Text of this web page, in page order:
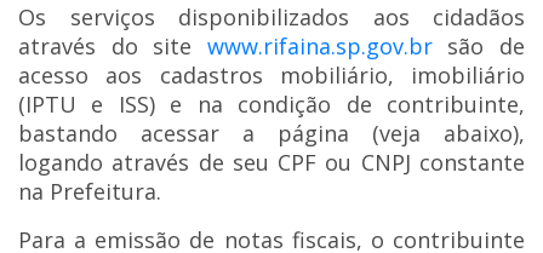
Os serviços disponibilizados aos cidadãos
através do site www.rifaina.sp.gov.brsão de
acesso aos cadastros mobiliário, imobiliário
(IPTU e ISS) e na condição de contribuinte,
bastando acessar a página (veja abaixo),
logando através de seu CPF ou CNPJ constante
na Prefeitura.
Para a emissão de notas fiscais, o contribuinte